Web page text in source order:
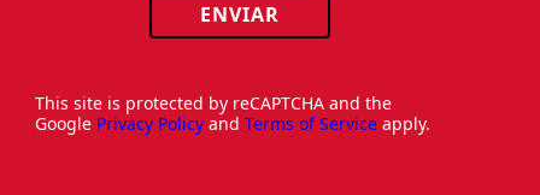
ENVIAR
This site is protected by reCAPTCHA and the
Google Privacy Policy and Terms of Service apply.